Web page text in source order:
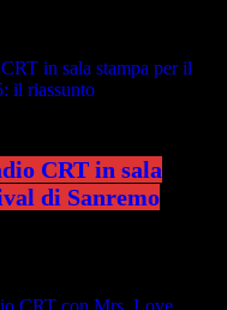
CRT in sala
di Sanremo